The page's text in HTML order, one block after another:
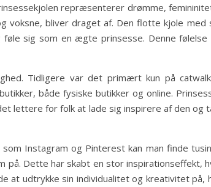
repræsenterer drømme,
voksne, bliver draget af. Den flotte kjole
sig som en ægte prinsesse. Denne
Tidligere var det primært kun på
både fysiske butikker og online.
lettere for folk at lade sig inspirere af den og
Instagram og Pinterest kan man finde
Dette har skabt en stor inspirationseffekt,
udtrykke sin individualitet og kreativitet på,